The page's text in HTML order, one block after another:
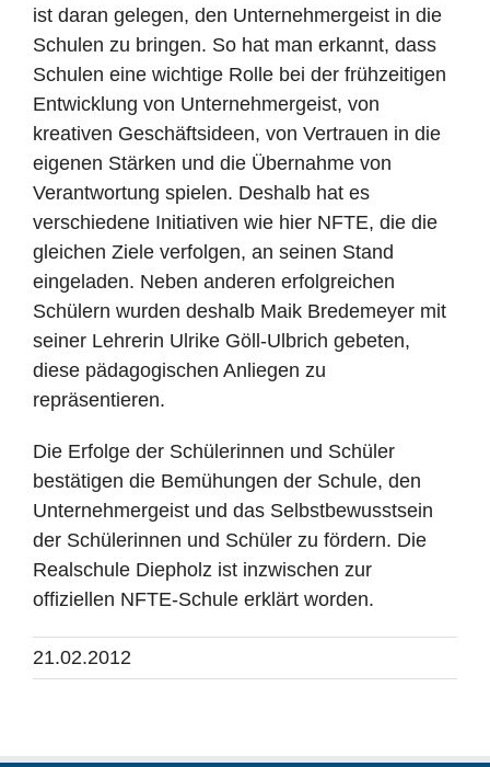
ist daran gelegen, den Unternehmergeist in die
Schulen zu bringen. So hat man erkannt, dass
Schulen eine wichtige Rolle bei der frühzeitigen
Entwicklung von Unternehmergeist, von
kreativen Geschäftsideen, von Vertrauen in die
eigenen Stärken und die Übernahme von
Verantwortung spielen. Deshalb hat es
verschiedene Initiativen wie hier NFTE, die die
gleichen Ziele verfolgen, an seinen Stand
eingeladen. Neben anderen erfolgreichen
Schülern wurden deshalb Maik Bredemeyer mit
seiner Lehrerin Ulrike Göll-Ulbrich gebeten,
diese pädagogischen Anliegen zu
repräsentieren.
Die Erfolge der Schülerinnen und Schüler
bestätigen die Bemühungen der Schule, den
Unternehmergeist und das Selbstbewusstsein
der Schülerinnen und Schüler zu fördern. Die
Realschule Diepholz ist inzwischen zur
offiziellen NFTE-Schule erklärt worden.
21.02.2012